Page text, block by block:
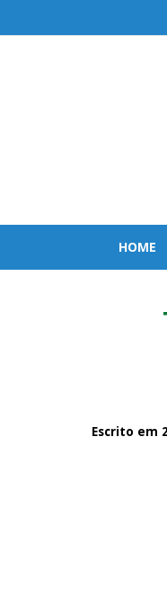
HOME
Escrito em